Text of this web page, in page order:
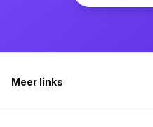
Meer links